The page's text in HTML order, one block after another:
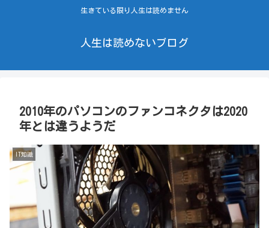
生きている限り人生は読めません
人生は読めないブログ
2010年のパソコンのファンコネクタは2020
年とは違うようだ
IT知識